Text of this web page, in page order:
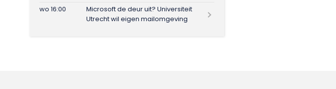
wo 16:00
Microsoft de deur uit? Universiteit
Utrecht wil eigen mailomgeving